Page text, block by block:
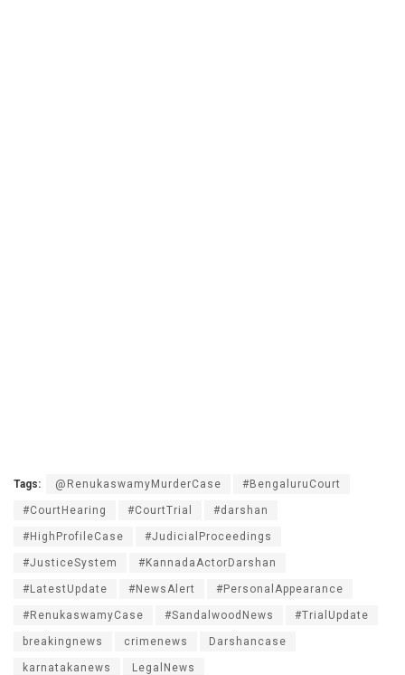
Tags: @RenukaswamyMurderCase #BengaluruCourt
#CourtHearing #CourtTrial #darshan
#HighProfileCase #JudicialProceedings
#JusticeSystem #KannadaActorDarshan
#LatestUpdate #NewsAlert #PersonalAppearance
#RenukaswamyCase #SandalwoodNews #TrialUpdate
breakingnews crimenews Darshancase
karnatakanews LegalNews